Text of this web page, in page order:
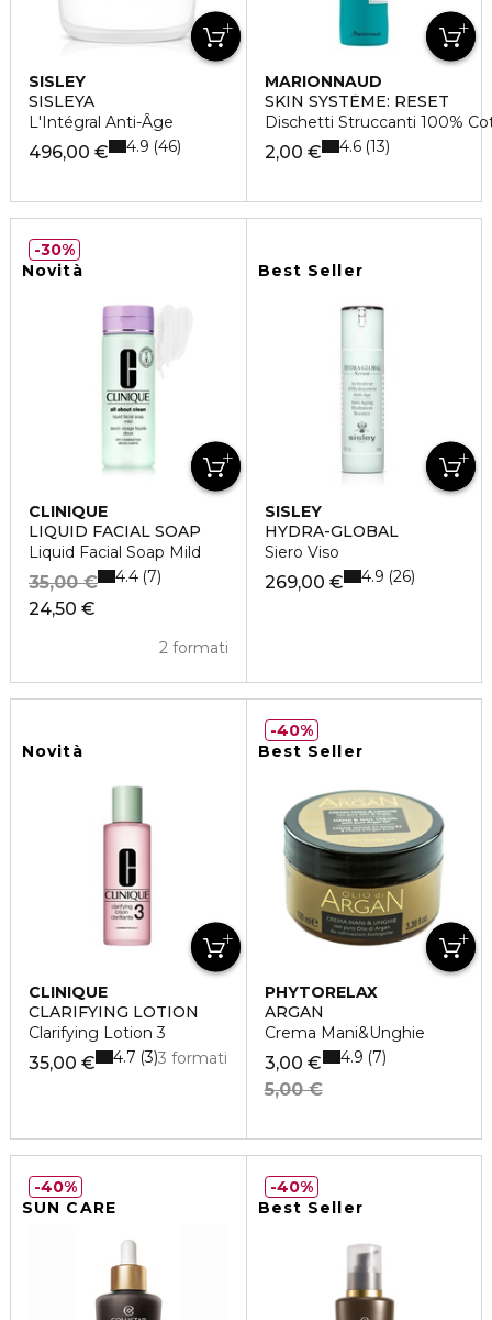
SISLEY
SISLEYA
L'Intégral Anti-Âge
496,00 € 4.9 46
MARIONNAUD
SKIN SYSTÈME: RESET
Dischetti Struccanti 100%
2,00 € 4.6 13
Novità
CLINIQUE
LIQUID FACIAL SOAP
Liquid Facial Soap Mild
24,50 €
35,00 €
2 formati
4.4 7
30%
Best Seller
SISLEY
HYDRA-GLOBAL
Siero Viso
269,00 € 4.9 26
Novità
CLINIQUE
CLARIFYING LOTION
Clarifying Lotion 3
35,00 € 3 formati
4.7 3
Best Seller
PHYTORELAX
ARGAN
Crema Mani&Unghie
3,00 €
5,00 €
4.9 7
40%
SUN CARE
40%
Best Seller
40%